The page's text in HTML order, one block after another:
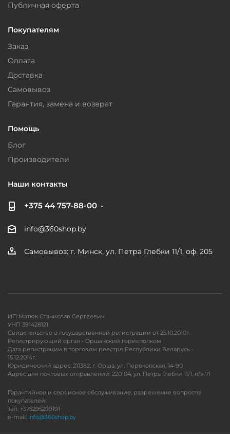
Публичная оферта
Покупателям
Заказ
Оплата
Доставка
Самовывоз
Гарантия, замена и возврат
Помощь
Блог
Производители
Наши контакты
+375 44 757-88-00
info@360shop.by
Самовывоз: г. Минск, ул. Петра Глебки 11/1, оф. 205
ИП Матюк Станислав Сергеевич
УНП 391428121
Свидетельство о государственной регистрации от 25.10.2010г.
Регистрирующий орган - Оршанский горисполком
Дата регистрации в торговом реестре Республики Беларусь -
15.12.2014г.
Юридический адрес: 211382, г. Орша, ул. Перекопская, 14-90
Адрес для почтовых отправлений: 220104, ул. Петра Глебки 11/1, п/я 71
Гарантийное и сервисное обслуживание, разрешение вопросов
покупателей:
Тел. +375295299191
e-mail: info@360shop.by